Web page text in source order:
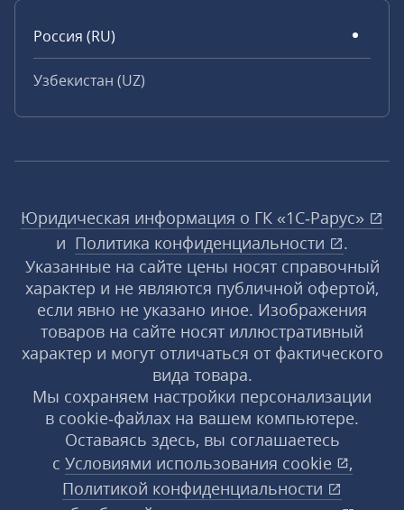
Россия (RU)
Узбекистан (UZ)
Юридическая информация о ГК «1С‑Рарус»
и Политика конфиденциальности
.
Указанные на сайте цены носят справочный
характер и не являются публичной офертой,
если явно не указано иное. Изображения
товаров на сайте носят иллюстративный
характер и могут отличаться от фактического
вида товара.
Мы сохраняем настройки персонализации
в cookie‑файлах на вашем компьютере.
Оставаясь здесь, вы соглашаетесь
с Условиями использования cookie
,
Политикой конфиденциальности